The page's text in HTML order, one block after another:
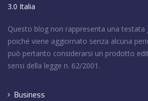
3.0 Italia
Questo blog non rappresenta una testata
poiché viene aggiornato senza alcuna
può pertanto considerarsi un prodotto
sensi della legge n. 62/2001.
Business